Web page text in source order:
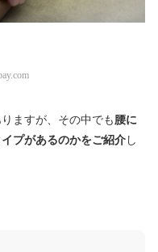
ますが、その中でも 腰に
プがあるのかをご紹介 し